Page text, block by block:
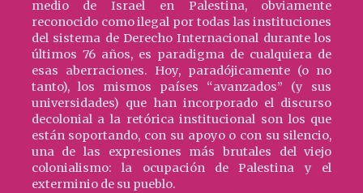
medio de Israel en Palestina, obviamente
reconocido como ilegal por todas las instituciones
del sistema de Derecho Internacional durante los
últimos 76 años, es paradigma de cualquiera de
esas aberraciones. Hoy, paradójicamente (o no
tanto), los mismos países “avanzados” (y sus
universidades) que han incorporado el discurso
decolonial a la retórica institucional son los que
están soportando, con su apoyo o con su silencio,
una de las expresiones más brutales del viejo
colonialismo: la ocupación de Palestina y el
exterminio de su pueblo.